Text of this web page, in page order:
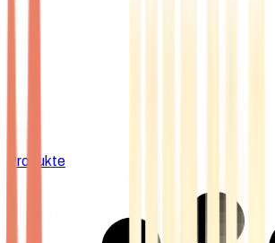
Produkte